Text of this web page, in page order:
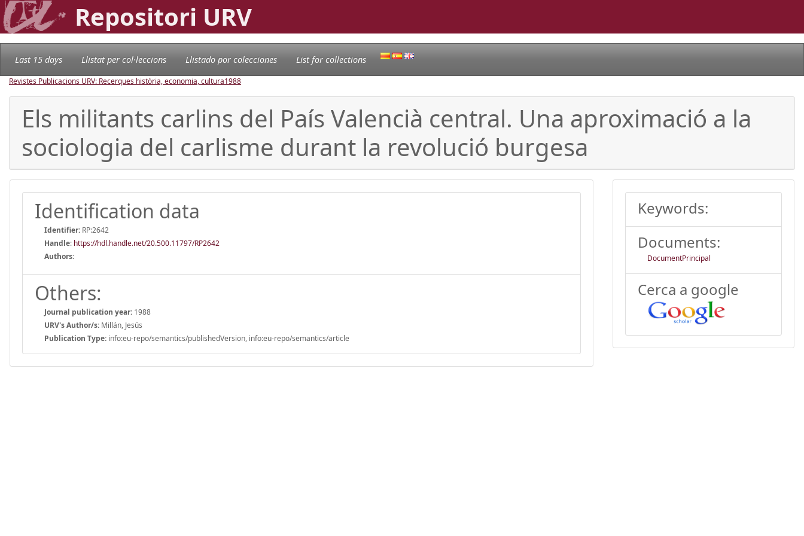
Repositori URV
Last 15 days Llistat per col·leccions Llistado por colecciones List for collections
Revistes Publicacions URV: Recerques història, economia, cultura1988
Els militants carlins del País Valencià central. Una aproximació a la
sociologia del carlisme durant la revolució burgesa
Identification data
Identifier: RP:2642
Handle: https://hdl.handle.net/20.500.11797/RP2642
Authors:
Others:
Journal publication year: 1988
URV's Author/s: Millán, Jesús
Publication Type: info:eu-repo/semantics/publishedVersion, info:eu-repo/semantics/article
Keywords:
Documents:
DocumentPrincipal
Cerca a google